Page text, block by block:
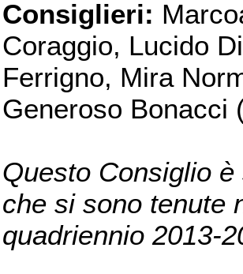
Consiglieri:
Coraggio, Lucido
Ferrigno, Mira
Generoso Bonacci
Questo Consiglio
che si sono tenute
quadriennio 2013-